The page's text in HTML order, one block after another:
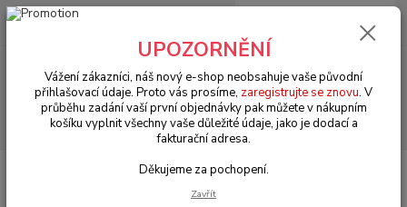
Menu
Hledat
+420 602 330 329
0 Kč
VW Brouk/Cabrio Typ 1
Elektrodíly (Other electrical parts)
UPOZORNĚNÍ
Vážení zákazníci, náš nový e-shop neobsahuje vaše původní
přihlašovací údaje. Proto vás prosíme, zaregistrujte se znovu. V
průběhu zadání vaší první objednávky pak můžete v nákupním
košíku vyplnit všechny vaše důležité údaje, jako je dodací a
fakturační adresa.
Děkujeme za pochopení.
Zavřít